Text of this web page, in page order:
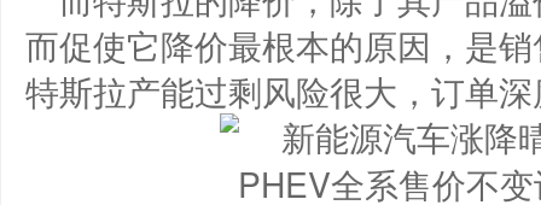
而促使它降价最根本的原因，是
特斯拉产能过剩风险很大，订单